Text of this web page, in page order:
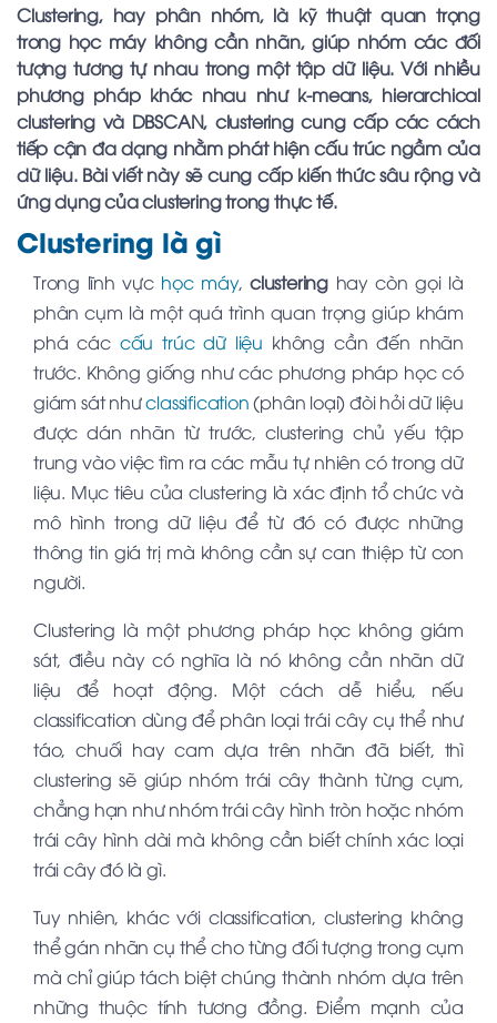
Clustering, hay phân nhóm, là kỹ thuật quan trọng
trong học máy không cần nhãn, giúp nhóm các đối
tượng tương tự nhau trong một tập dữ liệu. Với nhiều
phương pháp khác nhau như k-means, hierarchical
clustering và DBSCAN, clustering cung cấp các cách
tiếp cận đa dạng nhằm phát hiện cấu trúc ngầm của
dữ liệu. Bài viết này sẽ cung cấp kiến thức sâu rộng và
ứng dụng của clustering trong thực tế.
Clustering là gì
Trong lĩnh vực học máy, clusteringhay còn gọi là
phân cụm là một quá trình quan trọng giúp khám
phá các cấu trúc dữ liệu không cần đến nhãn
trước. Không giống như các phương pháp học có
giám sát nhưclassification(phân loại) đòi hỏi dữ liệu
được dán nhãn từ trước, clustering chủ yếu tập
trung vào việc tìm ra các mẫu tự nhiên có trong dữ
liệu. Mục tiêu của clustering là xác định tổ chức và
mô hình trong dữ liệu để từ đó có được những
thông tin giá trị mà không cần sự can thiệp từ con
người.
Clustering là một phương pháp học không giám
sát, điều này có nghĩa là nó không cần nhãn dữ
liệu để hoạt động. Một cách dễ hiểu, nếu
classification dùng để phân loại trái cây cụ thể như
táo, chuối hay cam dựa trên nhãn đã biết, thì
clustering sẽ giúp nhóm trái cây thành từng cụm,
chẳng hạn như nhóm trái cây hình tròn hoặc nhóm
trái cây hình dài mà không cần biết chính xác loại
trái cây đó là gì.
Tuy nhiên, khác với classification, clustering không
thể gán nhãn cụ thể cho từng đối tượng trong cụm
mà chỉ giúp tách biệt chúng thành nhóm dựa trên
những thuộc tính tương đồng. Điểm mạnh của